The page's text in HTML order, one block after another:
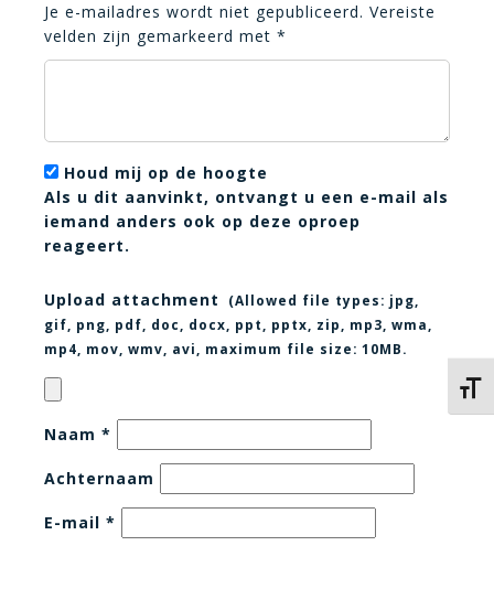
Je e-mailadres wordt niet gepubliceerd. Vereiste
velden zijn gemarkeerd met *
Houd mij op de hoogte
Als u dit aanvinkt, ontvangt u een e-mail als
iemand anders ook op deze oproep
reageert.
Upload attachment (Allowed file types: jpg,
gif, png, pdf, doc, docx, ppt, pptx, zip, mp3, wma,
mp4, mov, wmv, avi
, maximum file size: 10MB.
Naam *
Achternaam
E-mail *